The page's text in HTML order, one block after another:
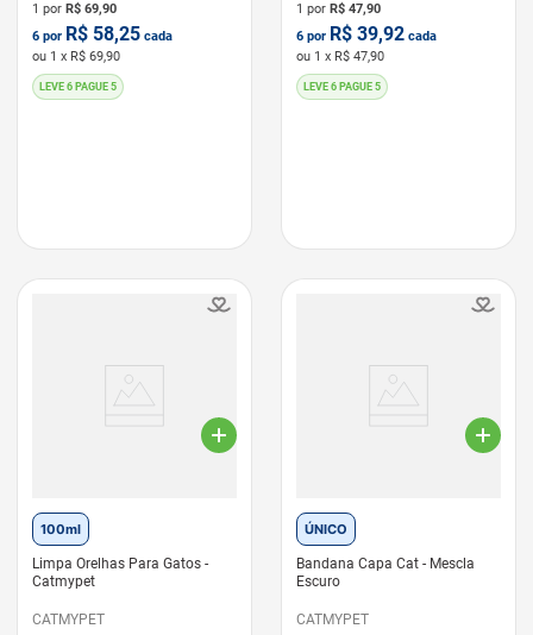
1 por R$ 69,90
6 por R$ 58,25 cada
ou 1 x R$ 69,90
LEVE 6 PAGUE 5
1 por R$ 47,90
6 por R$ 39,92 cada
ou 1 x R$ 47,90
LEVE 6 PAGUE 5
100ml
Limpa Orelhas Para Gatos -
Catmypet
CATMYPET
ÚNICO
Bandana Capa Cat - Mescla
Escuro
CATMYPET